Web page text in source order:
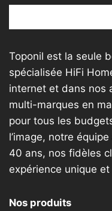
Toponil est la seule
spécialisée HiFi
internet et dans nos
multi-marques en
pour tous les
l’image, notre
40 ans, nos fidèles
expérience unique
Nos produits